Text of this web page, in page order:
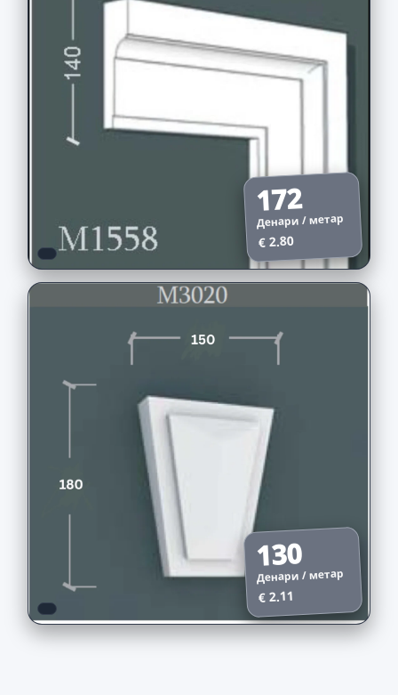
172
Денари / метар
€ 2.80
130
Денари / метар
€ 2.11